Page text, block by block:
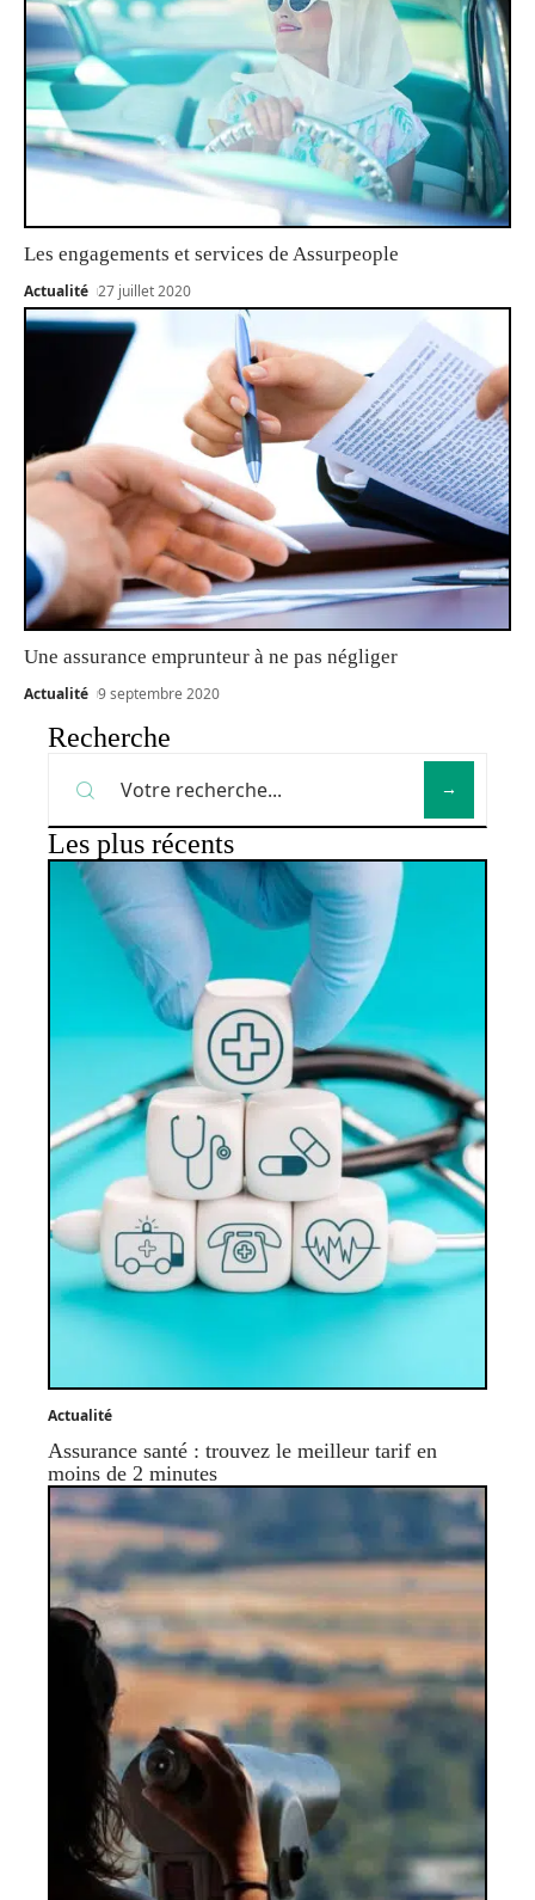
Les engagements et services de Assurpeople
Actualité 27 juillet 2020
Une assurance emprunteur à ne pas négliger
Actualité 9 septembre 2020
Recherche
Les plus récents
Actualité
Assurance santé : trouvez le meilleur tarif en
moins de 2 minutes